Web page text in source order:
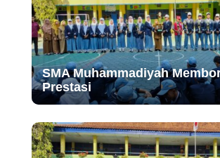
SMA Muhammadiyah
Prestasi